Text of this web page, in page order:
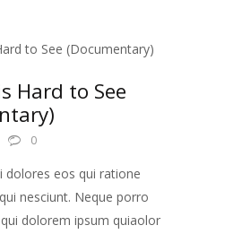
Hard to See
0
dolores eos qui ratione
nesciunt. Neque porro
dolorem ipsum quiaolor